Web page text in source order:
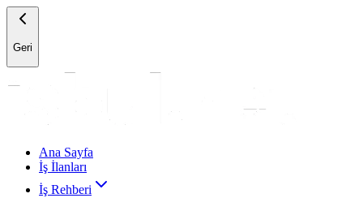
Geri
Ana Sayfa
İş İlanları
İş Rehberi